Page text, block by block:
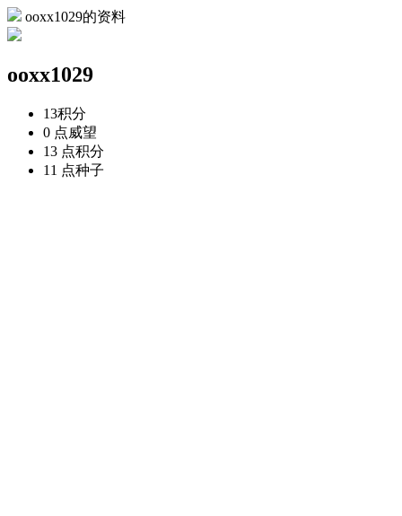
ooxx1029的资料
ooxx1029
13积分
0 点威望
13 点积分
11 点种子